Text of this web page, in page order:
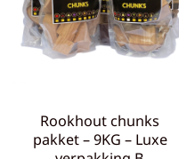
Rookhout chunks
pakket – 9KG – Luxe